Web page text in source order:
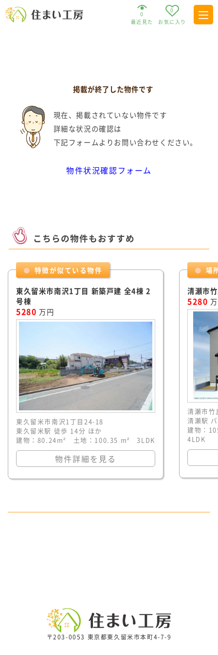
0
最近見た
0
お気に入り
掲載が終了した物件です
現在、掲載されていない物件です
詳細な状況の確認は
下記フォームよりお問い合わせください。
物件状況確認フォーム
こちらの物件もおすすめ
特徴が似ている物件
東久留米市南沢1丁目 新築戸建 全4棟 2
号棟
5280 万円
東久留米市南沢1丁目24-18
東久留米駅 徒歩 14分 ほか
建物：80.24m² 土地：100.35 m² 3LDK
物件詳細を見る
場
清瀬市
5280
清瀬市
清瀬駅
建物：
4LDK
〒203-0053 東京都東久留米市本町4-7-9